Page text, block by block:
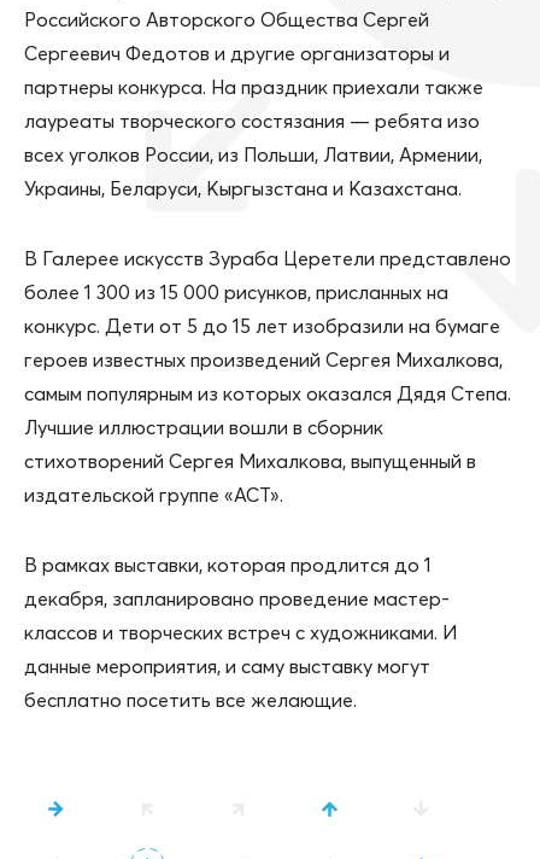
Российского Авторского Общества Сергей
Сергеевич Федотов и другие организаторы и
партнеры конкурса. На праздник приехали также
лауреаты творческого состязания — ребята изо
всех уголков России, из Польши, Латвии, Армении,
Украины, Беларуси, Кыргызстана и Казахстана.
В Галерее искусств Зураба Церетели представлено
более 1 300 из 15 000 рисунков, присланных на
конкурс. Дети от 5 до 15 лет изобразили на бумаге
героев известных произведений Сергея Михалкова,
самым популярным из которых оказался Дядя Степа.
Лучшие иллюстрации вошли в сборник
стихотворений Сергея Михалкова, выпущенный в
издательской группе «АСТ».
В рамках выставки, которая продлится до 1
декабря, запланировано проведение мастер-
классов и творческих встреч с художниками. И
данные мероприятия, и саму выставку могут
бесплатно посетить все желающие.